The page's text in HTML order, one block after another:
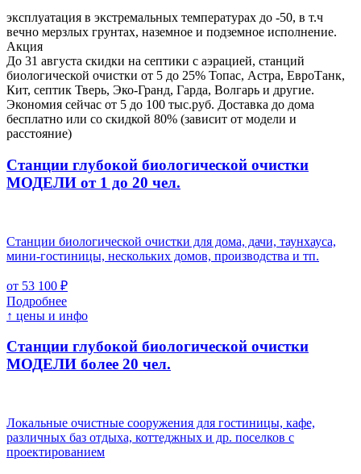
эксплуатация в экстремальных температурах до -50, в т.ч
вечно мерзлых грунтах, наземное и подземное исполнение.
Акция
До 31 августа скидки на септики с аэрацией, станций
биологической очистки от 5 до 25% Топас, Астра, ЕвроТанк,
Кит, септик Тверь, Эко-Гранд, Гарда, Волгарь и другие.
Экономия сейчас от 5 до 100 тыс.руб. Доставка до дома
бесплатно или со скидкой 80% (зависит от модели и
расстояние)
Станции глубокой биологической очистки
МОДЕЛИ от 1 до 20 чел.
Станции биологической очистки для дома, дачи, таунхауса,
мини-гостиницы, нескольких домов, производства и тп.
от 53 100 ₽
Подробнее
↑ цены и инфо
Станции глубокой биологической очистки
МОДЕЛИ более 20 чел.
Локальные очистные сооружения для гостиницы, кафе,
различных баз отдыха, коттеджных и др. поселков с
проектированием